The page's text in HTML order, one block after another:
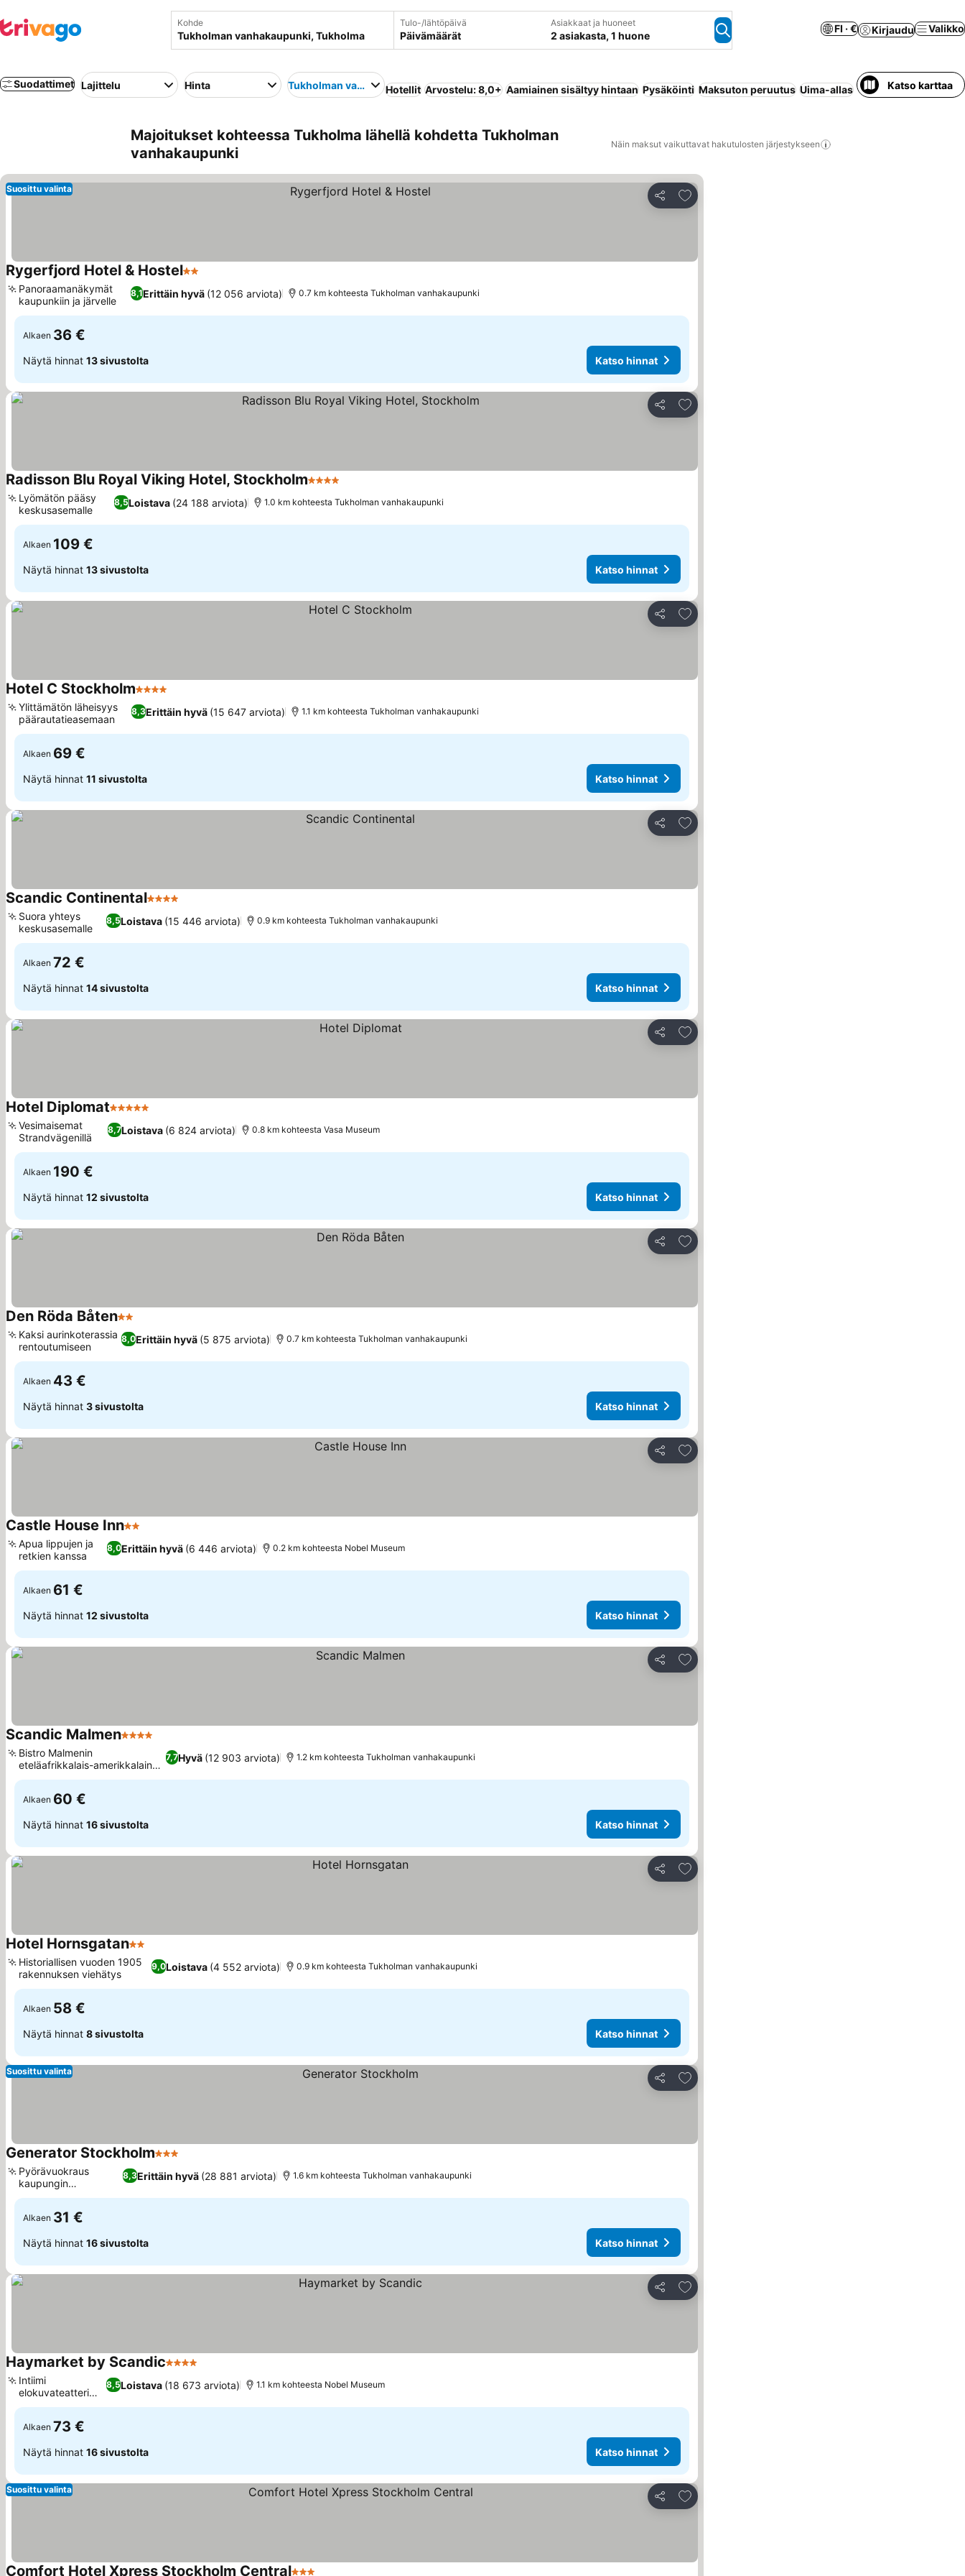
Kohde Tulo-/lähtöpäivä
Päivämäärät
Asiakkaat ja huoneet
2 asiakasta, 1 huone
FI · € Kirjaudu Valikko
Suodattimet Lajittelu Hinta Tukholman vanhakaupunki
Hotellit Arvostelu: 8,0+ Aamiainen sisältyy hintaan Pysäköinti Maksuton peruutus Uima-allas Huoneisto palveluilla
Katso karttaa
Majoitukset kohteessa Tukholma lähellä kohdetta Tukholman
vanhakaupunki
Näin maksut vaikuttavat hakutulosten järjestykseen
Jaa
Lisää suosikkeihin
Suosittu valinta
Rygerfjord Hotel & Hostel2 Tähtiluokitus
8,1Erittäin hyvä (12 056 arviota)
Panoraamanäkymät
kaupunkiin ja järvelle
0.7 km kohteesta Tukholman vanhakaupunki
Alkaen 36 €
Näytä hinnat 13 sivustolta Katso hinnat
Jaa
Lisää suosikkeihin
Radisson Blu Royal Viking Hotel, Stockholm4 Tähtiluokitus
8,5Loistava (24 188 arviota)
Lyömätön pääsy
keskusasemalle
1.0 km kohteesta Tukholman vanhakaupunki
Alkaen 109 €
Näytä hinnat 13 sivustolta Katso hinnat
Jaa
Lisää suosikkeihin
Hotel C Stockholm4 Tähtiluokitus
8,3Erittäin hyvä (15 647 arviota)
Ylittämätön läheisyys
päärautatieasemaan
1.1 km kohteesta Tukholman vanhakaupunki
Alkaen 69 €
Näytä hinnat 11 sivustolta Katso hinnat
Jaa
Lisää suosikkeihin
Scandic Continental4 Tähtiluokitus
8,5Loistava (15 446 arviota)
Suora yhteys
keskusasemalle
0.9 km kohteesta Tukholman vanhakaupunki
Alkaen 72 €
Näytä hinnat 14 sivustolta Katso hinnat
Jaa
Lisää suosikkeihin
Hotel Diplomat5 Tähtiluokitus
8,7Loistava (6 824 arviota)
Vesimaisemat
Strandvägenillä
0.8 km kohteesta Vasa Museum
Alkaen 190 €
Näytä hinnat 12 sivustolta Katso hinnat
Jaa
Lisää suosikkeihin
Den Röda Båten2 Tähtiluokitus
8,0Erittäin hyvä (5 875 arviota)
Kaksi aurinkoterassia
rentoutumiseen
0.7 km kohteesta Tukholman vanhakaupunki
Alkaen 43 €
Näytä hinnat 3 sivustolta Katso hinnat
Jaa
Lisää suosikkeihin
Castle House Inn2 Tähtiluokitus
8,0Erittäin hyvä (6 446 arviota)
Apua lippujen ja
retkien kanssa
0.2 km kohteesta Nobel Museum
Alkaen 61 €
Näytä hinnat 12 sivustolta Katso hinnat
Jaa
Lisää suosikkeihin
Scandic Malmen4 Tähtiluokitus
7,7Hyvä (12 903 arviota)
Bistro Malmenin
eteläafrikkalais-amerikkalainen
fuusio
1.2 km kohteesta Tukholman vanhakaupunki
Alkaen 60 €
Näytä hinnat 16 sivustolta Katso hinnat
Jaa
Lisää suosikkeihin
Hotel Hornsgatan2 Tähtiluokitus
9,0Loistava (4 552 arviota)
Historiallisen vuoden 1905
rakennuksen viehätys
0.9 km kohteesta Tukholman vanhakaupunki
Alkaen 58 €
Näytä hinnat 8 sivustolta Katso hinnat
Jaa
Lisää suosikkeihin
Suosittu valinta
Generator Stockholm3 Tähtiluokitus
8,3Erittäin hyvä (28 881 arviota)
Pyörävuokraus
kaupungin
tutkimiseen
1.6 km kohteesta Tukholman vanhakaupunki
Alkaen 31 €
Näytä hinnat 16 sivustolta Katso hinnat
Jaa
Lisää suosikkeihin
Haymarket by Scandic4 Tähtiluokitus
8,5Loistava (18 673 arviota)
Intiimi
elokuvateatteri
vieraille
1.1 km kohteesta Nobel Museum
Alkaen 73 €
Näytä hinnat 16 sivustolta Katso hinnat
Jaa
Lisää suosikkeihin
Suosittu valinta
Comfort Hotel Xpress Stockholm Central